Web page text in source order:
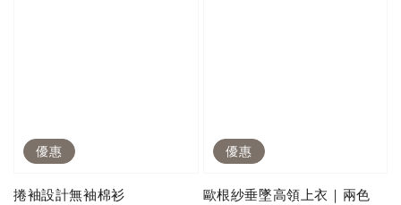
優惠
捲袖設計無袖棉衫
優惠
歐根紗垂墜高領上衣｜兩色